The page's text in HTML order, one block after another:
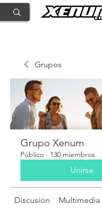
Grupos
Grupo Xenum
Público · 130 miembros
Unirse
Discusión Multimedia